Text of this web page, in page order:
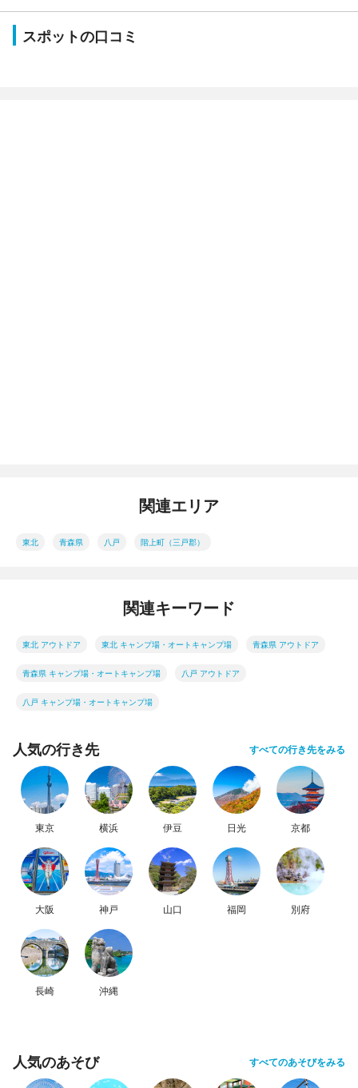
スポットの口コミ
関連エリア
東北 青森県 八戸 階上町（三戸郡）
関連キーワード
東北 アウトドア 東北 キャンプ場・オートキャンプ場 青森県 アウトドア
青森県 キャンプ場・オートキャンプ場 八戸 アウトドア
八戸 キャンプ場・オートキャンプ場
人気の行き先 すべての行き先をみる
東京 横浜 伊豆 日光 京都
大阪 神戸 山口 福岡 別府
長崎 沖縄
人気のあそび すべてのあそびをみる